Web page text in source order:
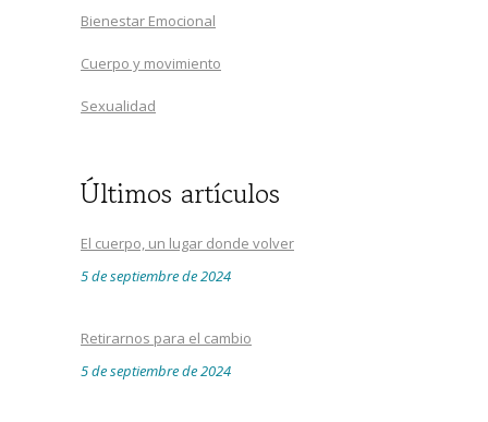
Bienestar Emocional
Cuerpo y movimiento
Sexualidad
Últimos artículos
El cuerpo, un lugar donde volver
5 de septiembre de 2024
Retirarnos para el cambio
5 de septiembre de 2024